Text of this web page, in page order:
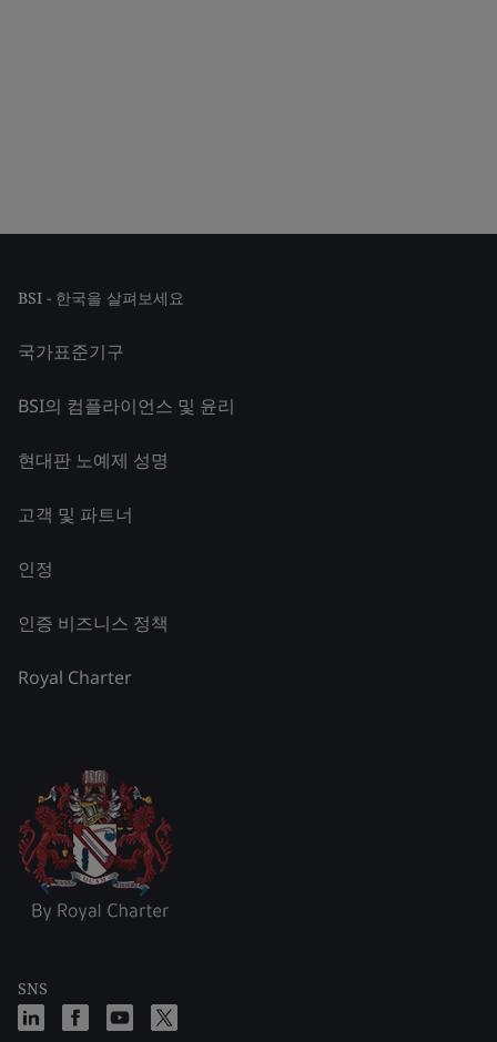
BSI - 한국을 살펴보세요
국가표준기구
BSI의 컴플라이언스 및 윤리
현대판 노예제 성명
고객 및 파트너
인정
인증 비즈니스 정책
Royal Charter
SNS